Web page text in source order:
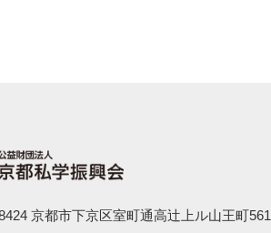
京都市下京区室町通高辻上ル山王町561